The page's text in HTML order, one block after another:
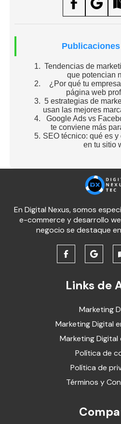
Tendencias de
que potencian
¿Por qué tu
página web
5 estrategias de
usan las mejores
Google Ads vs
te conviene más
SEO técnico: qué es
en tu sitio
En Digital Nexus, somos
e-commerce y desarrollo
negocio se destaque
Links de
Marketing
Marketing Digital
Marketing Digital
Política de
Política de
Términos y